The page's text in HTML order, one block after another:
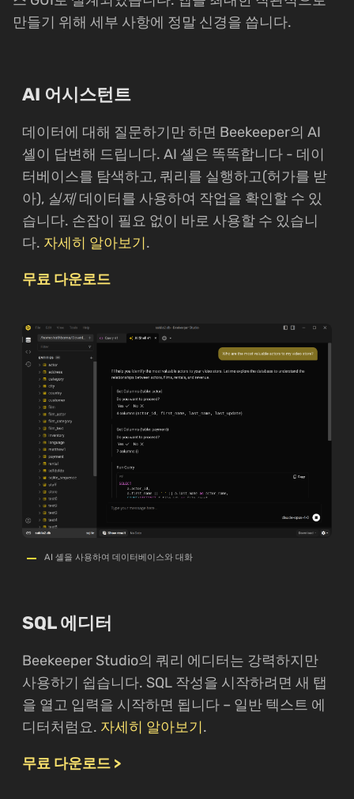
만들기 위해 세부 사항에 정말 신경을 씁니다.
AI 어시스턴트
데이터에 대해 질문하기만 하면 Beekeeper의 AI
셸이 답변해 드립니다. AI 셸은 똑똑합니다 - 데이
터베이스를 탐색하고, 쿼리를 실행하고(허가를 받
아), 실제데이터를 사용하여 작업을 확인할 수 있
습니다. 손잡이 필요 없이 바로 사용할 수 있습니
다. 자세히 알아보기.
무료 다운로드
AI 셸을 사용하여 데이터베이스와 대화
SQL 에디터
Beekeeper Studio의 쿼리 에디터는 강력하지만
사용하기 쉽습니다. SQL 작성을 시작하려면 새 탭
을 열고 입력을 시작하면 됩니다 – 일반 텍스트 에
디터처럼요. 자세히 알아보기.
무료 다운로드 >